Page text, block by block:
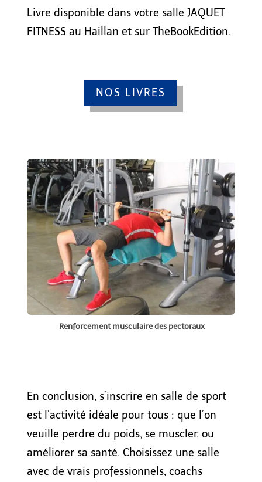
Livre disponible dans votre salle JAQUET
FITNESS au Haillan et sur TheBookEdition.
NOS LIVRES
Renforcement musculaire des pectoraux
En conclusion, s’inscrire en salle de sport
est l’activité idéale pour tous : que l’on
veuille perdre du poids, se muscler, ou
améliorer sa santé. Choisissez une salle
avec de vrais professionnels, coachs